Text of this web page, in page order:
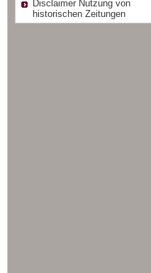
Disclaimer Nutzung von
historischen Zeitungen